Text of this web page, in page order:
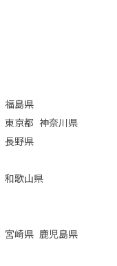
福島県
東京都 神奈川県
長野県
和歌山県
宮崎県 鹿児島県